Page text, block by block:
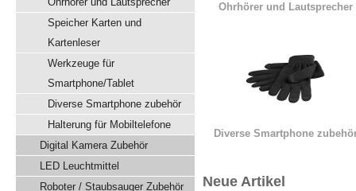
Speicher Karten und
Kartenleser
Werkzeuge für
Smartphone/Tablet
Diverse Smartphone zubehör
Halterung für Mobiltelefone
Digital Kamera Zubehör
LED Leuchtmittel
Roboter / Staubsauger Zubehör
Ohrhörer und Lautsprecher
Diverse Smartphone
Neue Artikel